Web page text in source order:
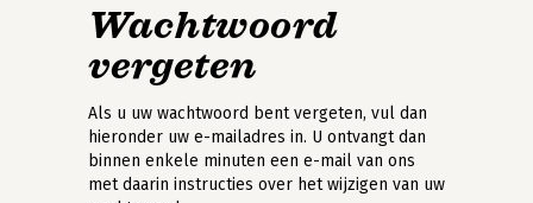
Wachtwoord
vergeten
Als u uw wachtwoord bent vergeten, vul dan
hieronder uw e-mailadres in. U ontvangt dan
binnen enkele minuten een e-mail van ons
met daarin instructies over het wijzigen van uw